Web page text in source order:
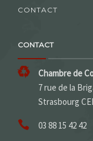
CONTACT
CONTACT
Chambre de
7 rue de la
Strasbourg
03 88 15 42 42